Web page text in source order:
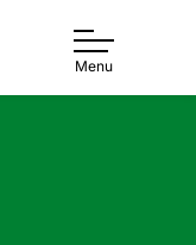
Menu